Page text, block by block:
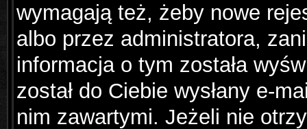
wymagają też, żeby nowe
albo przez administratora,
informacja o tym została
został do Ciebie wysłany e-
nim zawartymi. Jeżeli nie